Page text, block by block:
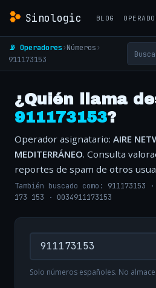
Sinologic BLOG
📡 Operadores›Números›
911173153
¿Quién llama
911173153?
Operador asignatario: AIRE
MEDITERRÁNEO. Consulta
reportes de spam de otros
También buscado como: 911173153 ·
173 153 · 0034911173153
Solo números españoles. No